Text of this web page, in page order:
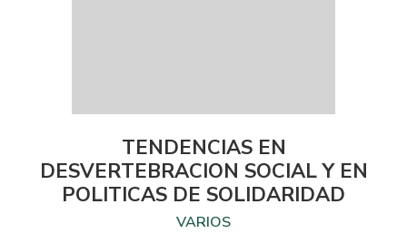
TENDENCIAS EN
DESVERTEBRACION SOCIAL Y EN
POLITICAS DE SOLIDARIDAD
VARIOS